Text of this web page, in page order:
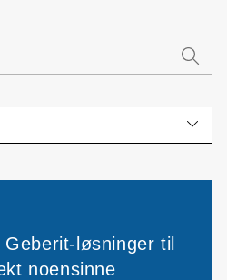
løsninger til
noensinne